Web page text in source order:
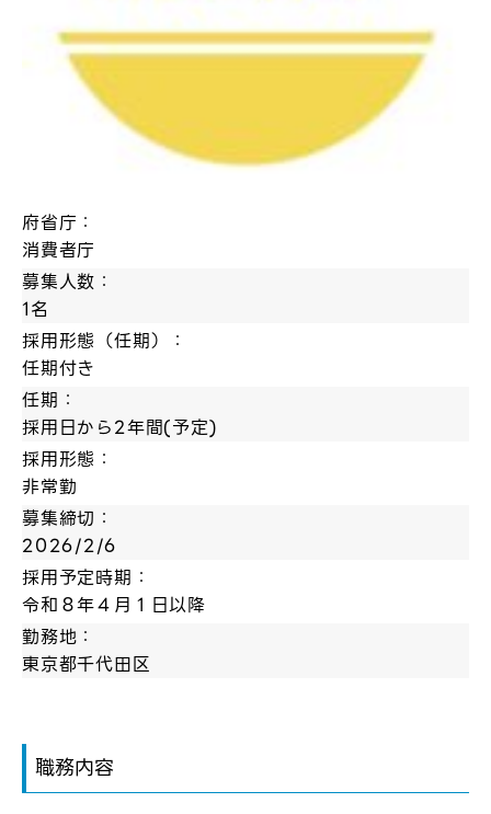
府省庁：
消費者庁
募集人数：
1名
採用形態（任期）：
任期付き
任期：
採用日から2年間(予定)
採用形態：
非常勤
募集締切：
2026/2/6
採用予定時期：
令和８年４月１日以降
勤務地：
東京都千代田区
職務内容